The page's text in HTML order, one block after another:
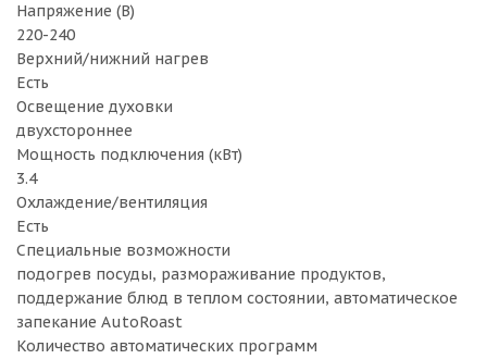
Напряжение (В)
220-240
Верхний/нижний нагрев
Есть
Освещение духовки
двухстороннее
Мощность подключения (кВт)
3.4
Охлаждение/вентиляция
Есть
Специальные возможности
подогрев посуды, размораживание продуктов,
поддержание блюд в теплом состоянии, автоматическое
запекание AutoRoast
Количество автоматических программ